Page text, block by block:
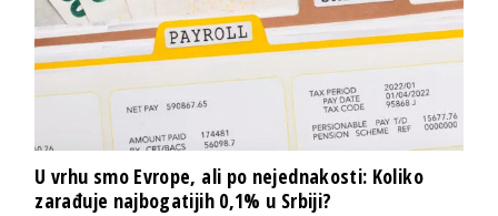
U vrhu smo Evrope, ali po nejednakosti: Koliko
zarađuje najbogatijih 0,1% u Srbiji?